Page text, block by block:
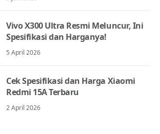
Vivo X300 Ultra Resmi Meluncur, Ini
Spesifikasi dan Harganya!
5 April 2026
Cek Spesifikasi dan Harga Xiaomi
Redmi 15A Terbaru
2 April 2026